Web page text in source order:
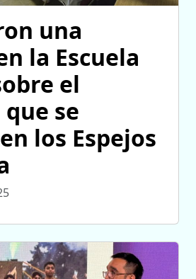
una
la Escuela
el
se
los Espejos